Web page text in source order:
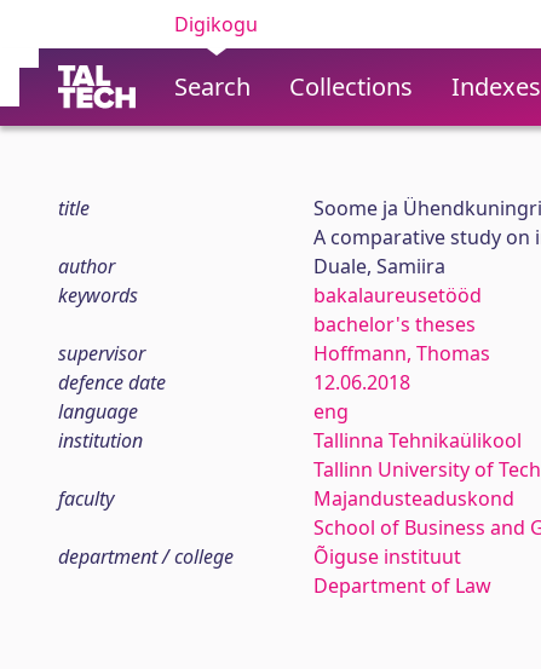
Digikogu
Search Collections Indexes
title
Soome ja
A comparative study on
author
Duale, Samiira
keywords
bakalaureusetööd
bachelor's theses
supervisor
Hoffmann, Thomas
defence date
12.06.2018
language
eng
institution
Tallinna Tehnikaülikool
Tallinn University of
faculty
Majandusteaduskond
School of Business and
department / college
Õiguse instituut
Department of Law